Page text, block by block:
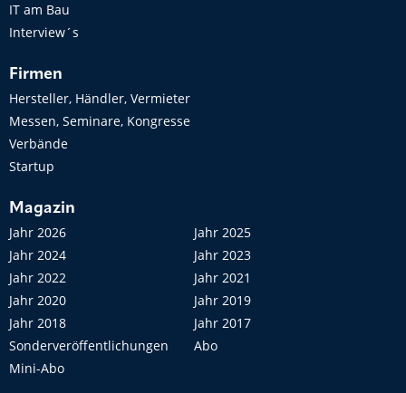
IT am Bau
Interview´s
Firmen
Hersteller, Händler, Vermieter
Messen, Seminare, Kongresse
Verbände
Startup
Magazin
Jahr 2026
Jahr 2025
Jahr 2024
Jahr 2023
Jahr 2022
Jahr 2021
Jahr 2020
Jahr 2019
Jahr 2018
Jahr 2017
Sonderveröffentlichungen
Abo
Mini-Abo